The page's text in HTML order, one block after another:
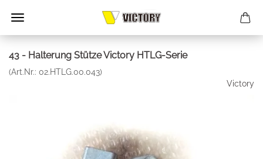
43 - Halterung Stütze Victory HTLG-Serie
(Art.Nr.: 02.HTLG.00.043)
Victory